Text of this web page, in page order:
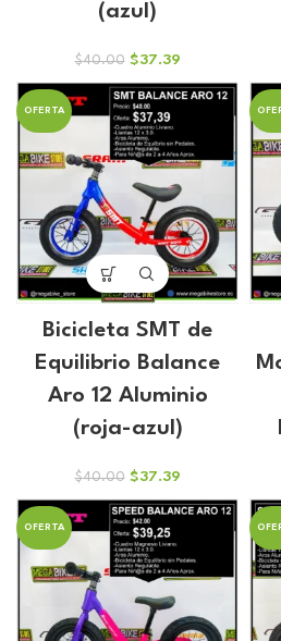
(azul)
$40.00 El
precio
original
era:
$40.00.
$37.39El
precio
actual
$37.39.
OFERTA
Bicicleta SMT de
Equilibrio Balance
Aro 12 Aluminio
(roja-azul)
$40.00 El
precio
original
era:
$40.00.
$37.39El
precio
actual
$37.39.
OFERTA